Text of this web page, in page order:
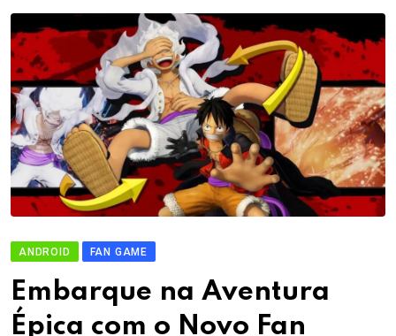
ANDROID FAN GAME
Embarque na Aventura
Épica com o Novo Fan